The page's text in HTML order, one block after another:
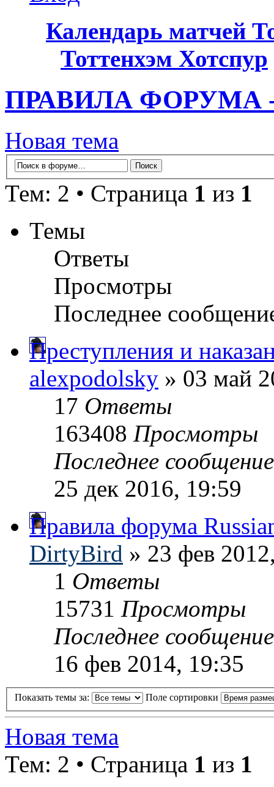
Календарь матчей
Тоттенхэм Хотспур
ПРАВИЛА ФОРУМА -
Новая тема
Тем: 2 • Страница 1 из 1
Темы
Ответы
Просмотры
Последнее
Преступления и
alexpodolsky » 03 май
17 Ответы
163408 Просмотры
Последнее
25 дек 2016, 19:59
Правила форума
DirtyBird » 23 фев
1 Ответы
15731 Просмотры
Последнее
16 фев 2014, 19:35
Показать темы за: Поле сортировки
Новая тема
Тем: 2 • Страница 1 из 1